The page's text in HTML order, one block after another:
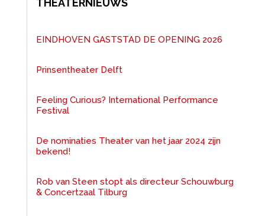
THEATERNIEUWS
EINDHOVEN GASTSTAD DE OPENING 2026
Prinsentheater Delft
Feeling Curious? International Performance
Festival
De nominaties Theater van het jaar 2024 zijn
bekend!
Rob van Steen stopt als directeur Schouwburg
& Concertzaal Tilburg